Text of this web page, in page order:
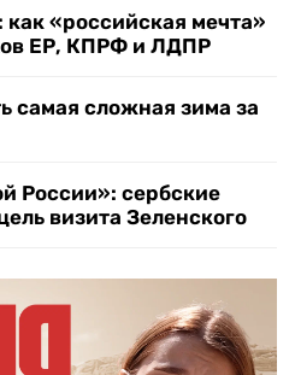
«российская мечта»
ЕР, КПРФ и ЛДПР
самая сложная зима за
России»: сербские
визита Зеленского